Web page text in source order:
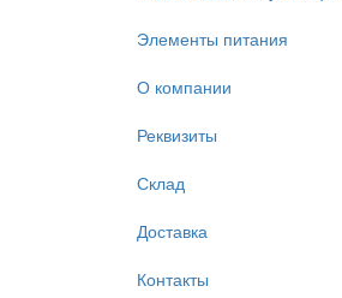
Элементы питания
О компании
Реквизиты
Склад
Доставка
Контакты